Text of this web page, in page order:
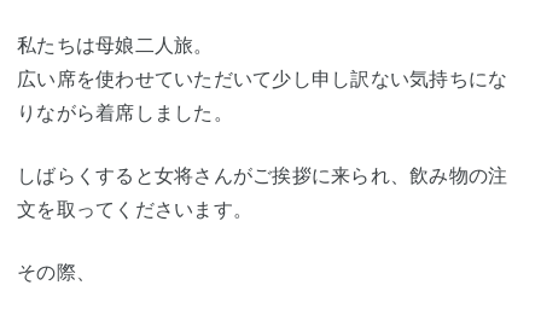
私たちは母娘二人旅。
広い席を使わせていただいて少し申し訳ない気持ちにな
りながら着席しました。
しばらくすると女将さんがご挨拶に来られ、飲み物の注
文を取ってくださいます。
その際、